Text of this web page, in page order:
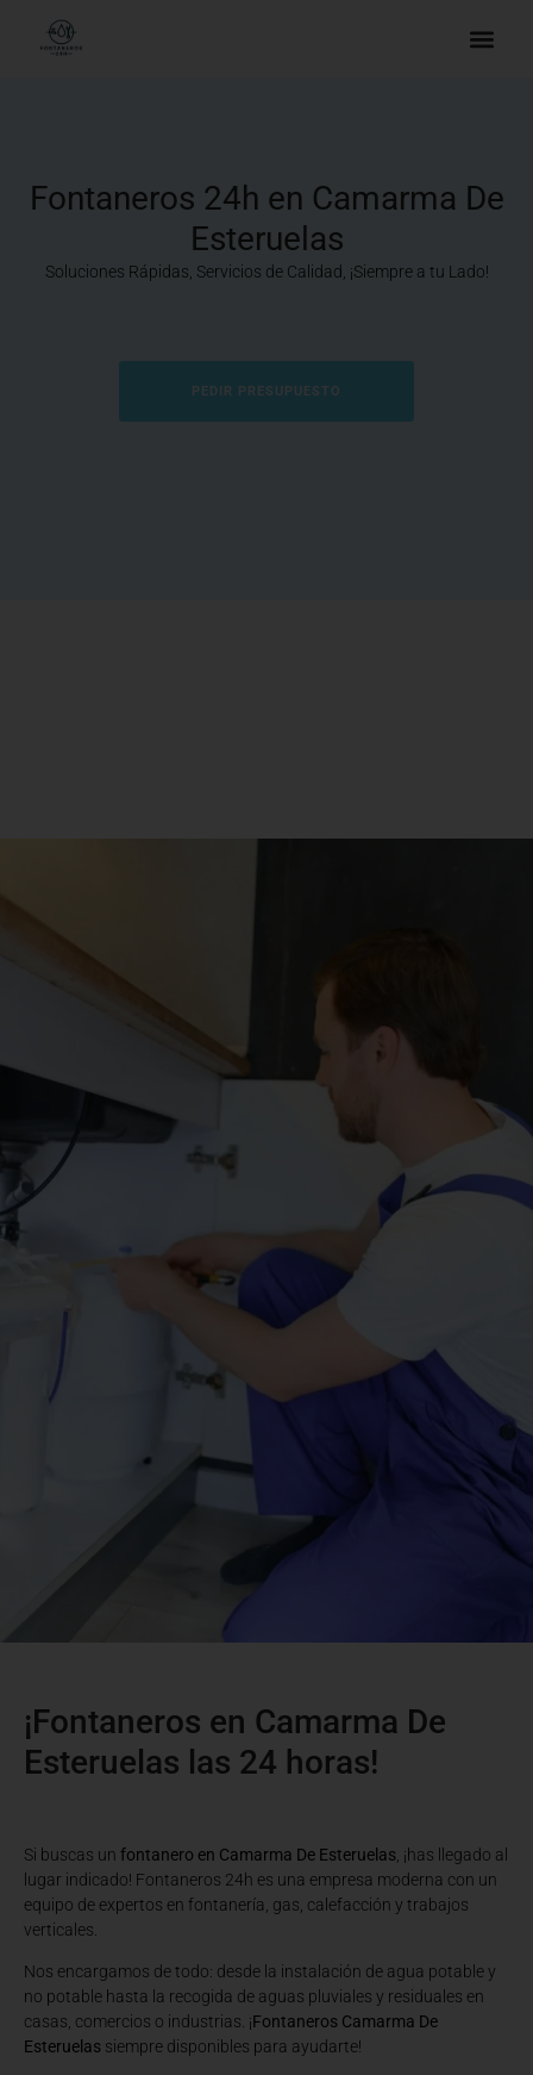
Fontaneros 24h en Camarma De
Esteruelas
Soluciones Rápidas, Servicios de Calidad, ¡Siempre a tu Lado!
PEDIR PRESUPUESTO
¡Fontaneros en Camarma De
Esteruelas las 24 horas!
Si buscas un fontanero en Camarma De Esteruelas , ¡has llegado al
lugar indicado! Fontaneros 24h es una empresa moderna con un
equipo de expertos en fontanería, gas, calefacción y trabajos
verticales.
Nos encargamos de todo: desde la instalación de agua potable y
no potable hasta la recogida de aguas pluviales y residuales en
casas, comercios o industrias. ¡Fontaneros Camarma De
Esteruelas siempre disponibles para ayudarte!